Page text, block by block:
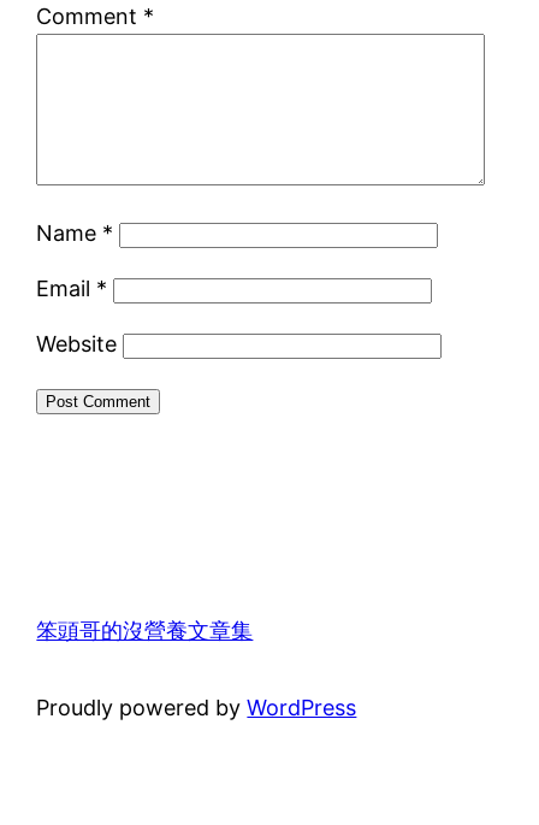
Comment *
Name *
Email *
Website
笨頭哥的沒營養文章集
Proudly powered byWordPress